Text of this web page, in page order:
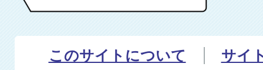
このサイトについて サイ